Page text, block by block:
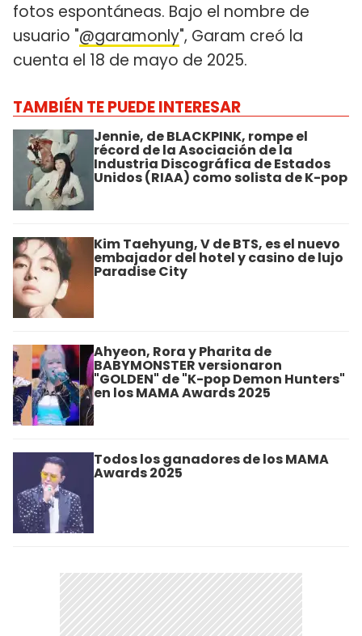
fotos espontáneas. Bajo el nombre de
usuario "@garamonly", Garam creó la
cuenta el 18 de mayo de 2025.
TAMBIÉN TE PUEDE INTERESAR
Jennie, de BLACKPINK, rompe el
récord de la Asociación de la
Industria Discográfica de Estados
Unidos (RIAA) como solista de K-pop
Kim Taehyung, V de BTS, es el nuevo
embajador del hotel y casino de lujo
Paradise City
Ahyeon, Rora y Pharita de
BABYMONSTER versionaron
"GOLDEN" de "K-pop Demon Hunters"
en los MAMA Awards 2025
Todos los ganadores de los MAMA
Awards 2025